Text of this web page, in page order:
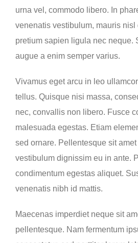
urna vel, commodo libero. In
venenatis vestibulum, mauris
pretium sapien ligula nec neque.
augue a enim semper varius.
Vivamus eget arcu in leo
tellus. Quisque nisi massa,
nec, convallis non libero. Fusce
malesuada egestas. Etiam
sed ornare. Pellentesque sit
vestibulum dignissim eu in ante.
condimentum egestas aliquet.
venenatis nibh id mattis.
Maecenas imperdiet neque sit
pellentesque. Nam fermentum